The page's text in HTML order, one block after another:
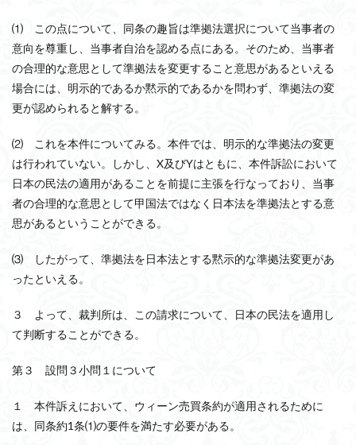
⑴ この点について、同条の趣旨は準拠法選択について当事者の
意向を尊重し、当事者自治を認める点にある。そのため、当事者
の合理的な意思として準拠法を変更すること意思があるといえる
場合には、明示的であるか黙示的であるかを問わず、準拠法の変
更が認められると解する。
⑵ これを本件についてみる。本件では、明示的な準拠法の変更
は行われていない。しかし、X及びYはともに、本件訴訟において
日本の民法の適用があることを前提に主張を行なっており、当事
者の合理的な意思として甲国法ではなく日本法を準拠法とする意
思があるということができる。
⑶ したがって、準拠法を日本法とする黙示的な準拠法変更があ
ったといえる。
３ よって、裁判所は、この請求について、日本の民法を適用し
て判断することができる。
第３ 設問３小問１について
１ 本件訴えにおいて、ウィーン売買条約が適用されるために
は、同条約1条⑴の要件を満たす必要がある。